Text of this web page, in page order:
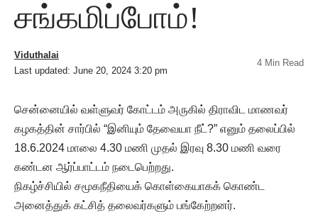
சங்கமிப்போம்!
Last updated: June 20, 2024 3:20 pm
Viduthalai
4 Min Read
சென்னையில் வள்ளுவர் கோட்டம் அருகில் திராவிட மாணவர்
கழகத்தின் சார்பில் “இனியும் தேவையா நீட்?” எனும் தலைப்பில்
18.6.2024 மாலை 4.30 மணி முதல் இரவு 8.30 மணி வரை
கண்டன ஆர்ப்பாட்டம் நடைபெற்றது.
நிகழ்ச்சியில் சமூகநீதியைக் கொள்கையாகக் கொண்ட
அனைத்துக் கட்சித் தலைவர்களும் பங்கேற்றனர்.